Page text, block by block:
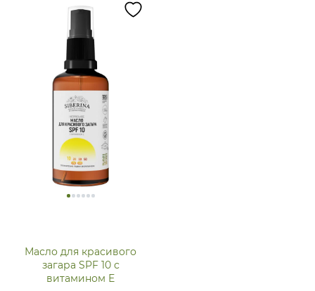
Масло для красивого
загара SPF 10 с
витамином Е